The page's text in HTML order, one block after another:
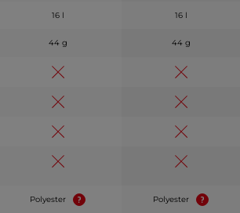
16 l 16 l
44 g 44 g
Polyester Polyester